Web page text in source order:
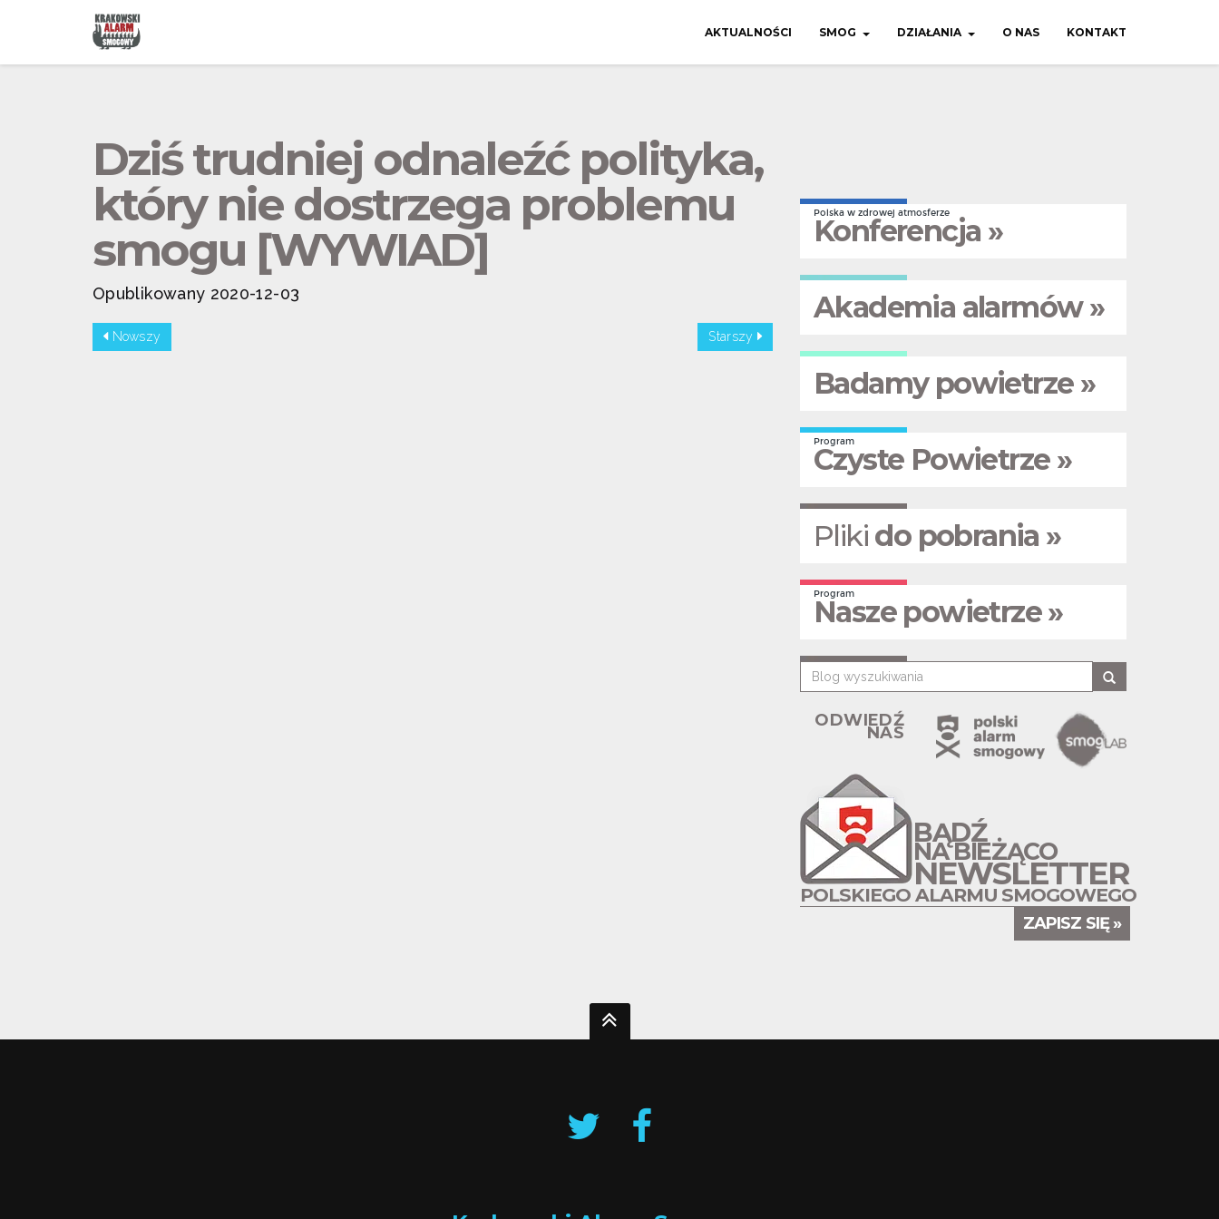
AKTUALNOŚCI SMOG DZIAŁANIA O NAS KONTAKT
Dziś trudniej odnaleźć polityka,
który nie dostrzega problemu
smogu [WYWIAD]
Opublikowany 2020-12-03
Nowszy Starszy
Polska w zdrowej atmosferze
Konferencja »
Akademia alarmów »
Badamy powietrze »
Program
Czyste Powietrze »
Pliki do pobrania »
Program
Nasze powietrze »
ODWIEDŹ
NAS
BĄDŹ
NA BIEŻĄCO
NEWSLETTER
POLSKIEGO ALARMU SMOGOWEGO
ZAPISZ SIĘ »